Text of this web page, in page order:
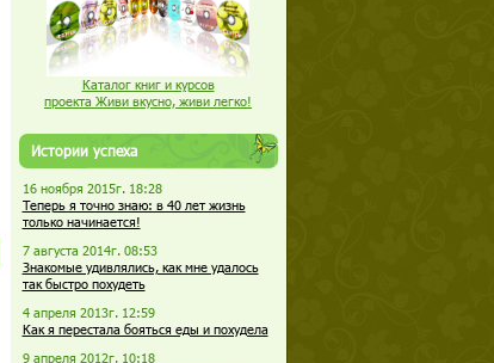
Каталог книг и курсов
проекта Живи вкусно, живи легко!
Истории успеха
16 ноября 2015г. 18:28
Теперь я точно знаю: в 40 лет жизнь
только начинается!
7 августа 2014г. 08:53
Знакомые удивлялись, как мне удалось
так быстро похудеть
4 апреля 2013г. 12:59
Как я перестала бояться еды и похудела
9 апреля 2012г. 10:18